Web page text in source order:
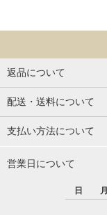
返品について
配送・送料について
支払い方法について
営業日について
日
月